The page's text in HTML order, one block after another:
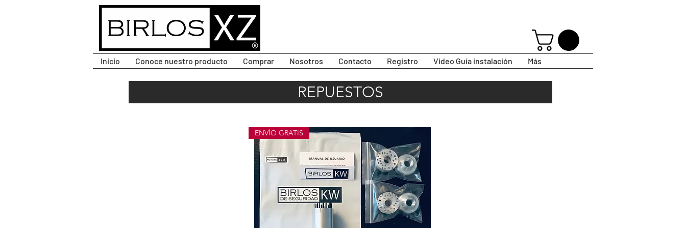
CLIC PARA DESPLEGAR
MENÚ.
Inicio Conoce nuestro producto Comprar Nosotros Contacto Registro Video Guía instalación Más
REPUESTOS
ENVÍO GRATIS